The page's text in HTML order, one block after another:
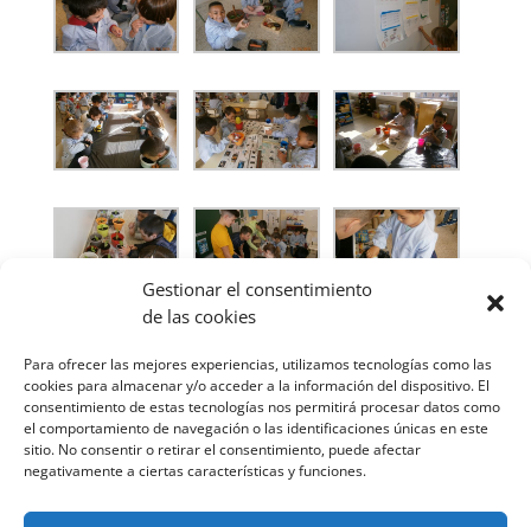
Gestionar el consentimiento
de las cookies
Para ofrecer las mejores experiencias, utilizamos tecnologías como las
cookies para almacenar y/o acceder a la información del dispositivo. El
consentimiento de estas tecnologías nos permitirá procesar datos como
el comportamiento de navegación o las identificaciones únicas en este
sitio. No consentir o retirar el consentimiento, puede afectar
negativamente a ciertas características y funciones.